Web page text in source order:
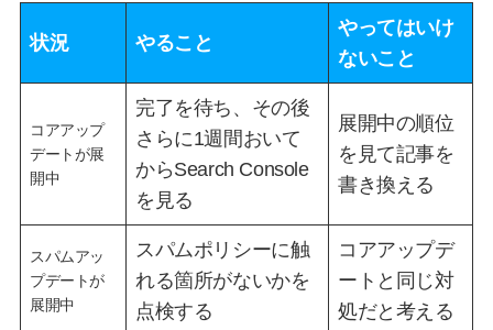
状況 やること
やってはいけ
ないこと
コアアップ
デートが展
開中
完了を待ち、その後
さらに1週間おいて
からSearch Console
を見る
展開中の順位
を見て記事を
書き換える
スパムアッ
プデートが
展開中
スパムポリシーに触
れる箇所がないかを
点検する
コアアップデ
ートと同じ対
処だと考える